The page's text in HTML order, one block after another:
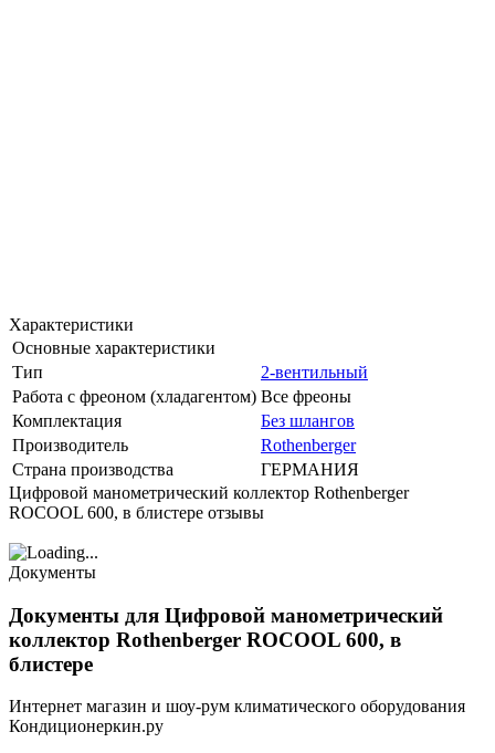
Характеристики
Основные характеристики
Тип
2-вентильный
Работа с фреоном (хладагентом) Все фреоны
Комплектация
Без шлангов
Производитель
Rothenberger
Страна производства
ГЕРМАНИЯ
Цифровой манометрический коллектор Rothenberger
ROCOOL 600, в блистере отзывы
Документы
Документы для Цифровой манометрический
коллектор Rothenberger ROCOOL 600, в
блистере
Интернет магазин и шоу-рум климатического оборудования
Кондиционеркин.ру